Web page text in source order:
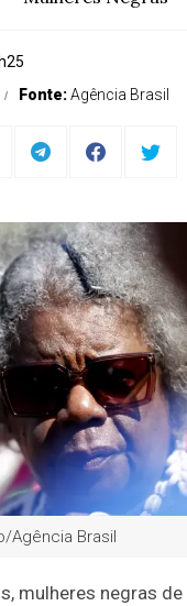
Fonte:Agência Brasil
Agência Brasil
mulheres negras